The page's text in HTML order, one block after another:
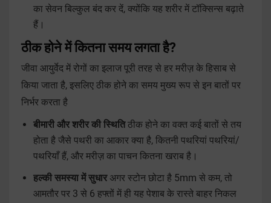
का सेवन बिल्कुल बंद कर दें, क्योंकि यह शरीर में टॉक्सिन्स बढ़ाते
हैं।
ठीक होने में कितना समय लगता है?
जीवा आयुर्वेद में रोगों का इलाज पूरी तरह से हर मरीज़ के हिसाब से
किया जाता है, इसलिए ठीक होने का समय मुख्य रूप से इन बातों पर
निर्भर करता है
बीमारी और शरीर की स्थितिठीक होने का वक्त कई बातों से तय
होता है जैसे पथरी का आकार क्या है, कितनी पथरियां पथरियां/
पथरियाँ हैं, और मरीज़ का पाचन कितना खराब है।
हल्की समस्या में सुधारअगर स्टोन छोटा है 5mm से कम, तो
आमतौर पर 3 से 6 हफ्तों में ही यह पेशाब के रास्ते बाहर निकल